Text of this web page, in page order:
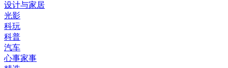
设计与家居
光影
科玩
科普
汽车
心事家事